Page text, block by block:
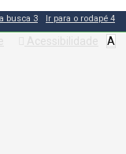
busca 3 Ir para o rodapé 4
Acessibilidade
A